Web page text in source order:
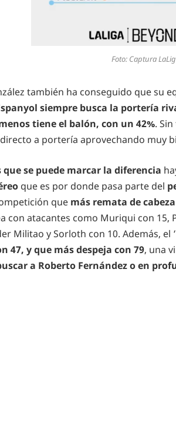
Foto: Captura
también ha conseguido que su
siempre busca la portería
tiene el balón, con un 42%.
a portería aprovechando muy
que se puede marcar la diferencia
que es por donde pasa parte del
que más remata de
con atacantes como Muriqui con 15,
Militao y Sorloth con 10. Además, el
47, y que más despeja con 79, una
a Roberto Fernández o en